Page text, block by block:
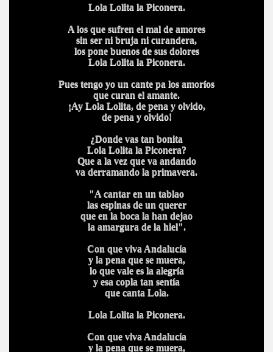
Lola Lolita la Piconera.
A los que sufren el mal de amores
sin ser ni bruja ni curandera,
los pone buenos de sus dolores
Lola Lolita la Piconera.
Pues tengo yo un cante pa los amoríos
que curan el amante.
¡Ay Lola Lolita, de pena y olvido,
de pena y olvido!
¿Donde vas tan bonita
Lola Lolita la Piconera?
Que a la vez que va andando
va derramando la primavera.
"A cantar en un tablao
las espinas de un querer
que en la boca la han dejao
la amargura de la hiel".
Con que viva Andalucía
y la pena que se muera,
lo que vale es la alegría
y esa copla tan sentía
que canta Lola.
Lola Lolita la Piconera.
Con que viva Andalucía
y la pena que se muera,